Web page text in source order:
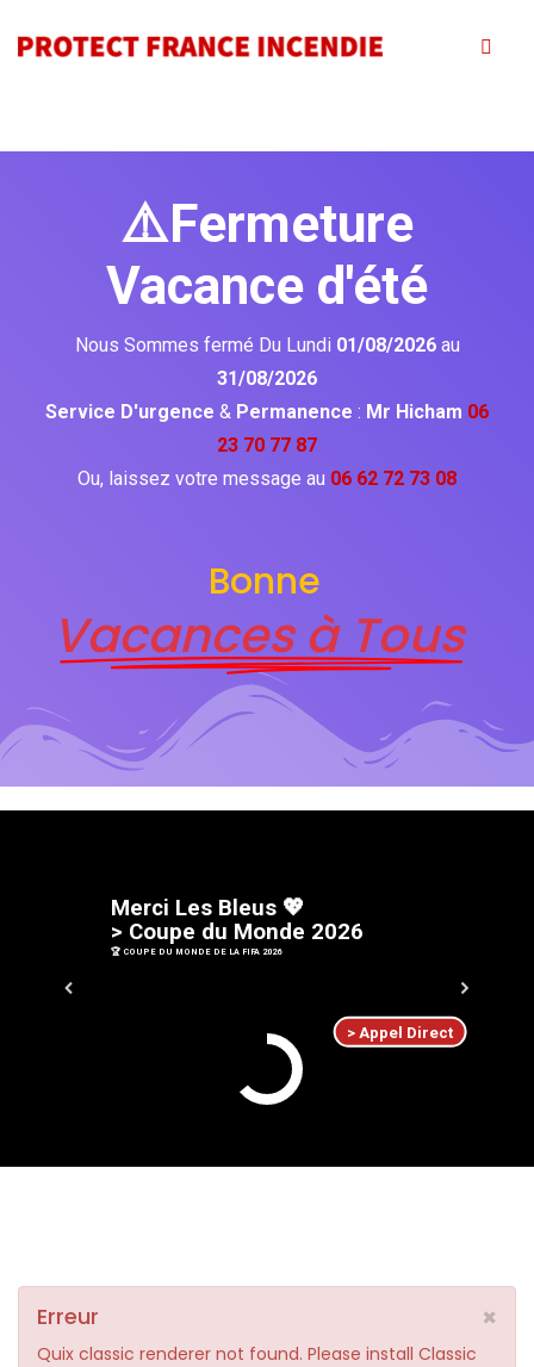
⚠️Fermeture
Vacance d'été
Nous Sommes fermé Du Lundi 01/08/2026 au
31/08/2026
Service D'urgence & Permanence : Mr Hicham 06
23 70 77 87
Ou, laissez votre message au 06 62 72 73 08
Bonne
Vacances à Tous
> Appel Direct
Merci Les B eus 💖
> Coupe du Monde 2026
🏆 COUPE DU MONDE DE LA FIFA 2026
×
Erreur
Quix classic renderer not found. Please install Classic